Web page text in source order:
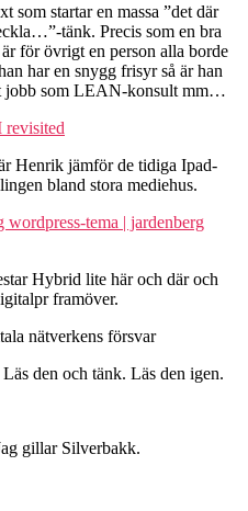
som startar en massa ”det där
tänk. Precis som en bra
för övrigt en person alla borde
har en snygg frisyr så är han
jobb som LEAN-konsult mm…
revisited
Henrik jämför de tidiga Ipad-
bland stora mediehus.
tema | jardenberg
Hybrid lite här och där och
framöver.
nätverkens försvar
den och tänk. Läs den igen.
gillar Silverbakk.